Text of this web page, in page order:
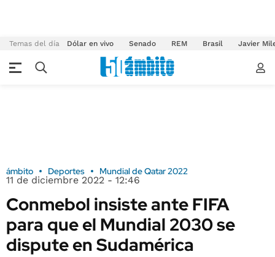
Temas del día Dólar en vivo Senado REM Brasil Javier
ámbito Deportes Mundial de Qatar 2022
11 de diciembre 2022 - 12:46
Conmebol insiste ante FIFA
para que el Mundial 2030 se
dispute en Sudamérica